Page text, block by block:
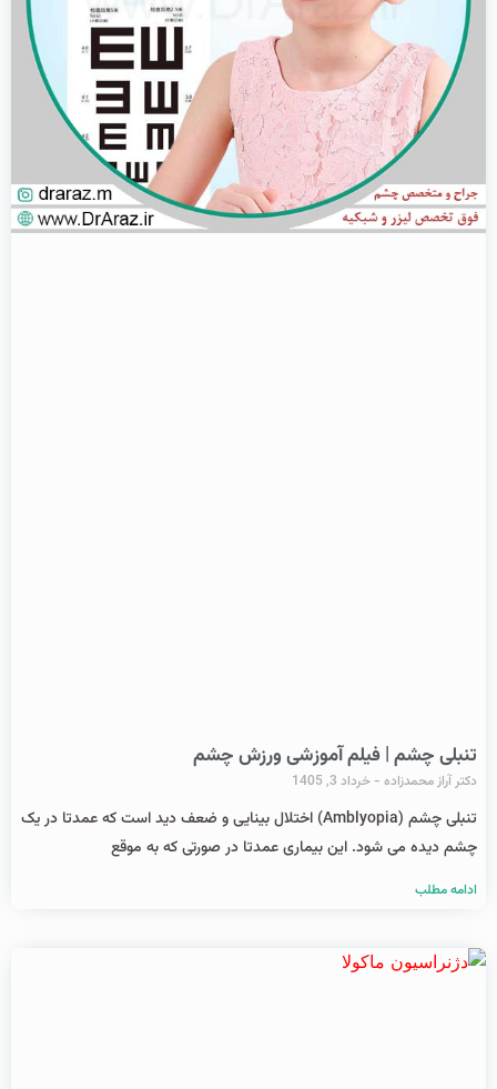
تنبلی چشم | فیلم آموزشی ورزش چشم
دکتر آراز محمدزاده خرداد 3, 1405
تنبلی چشم (Amblyopia) اختلال بینایی و ضعف دید است که عمدتا در یک
چشم دیده می شود. این بیماری عمدتا در صورتی که به موقع
ادامه مطلب